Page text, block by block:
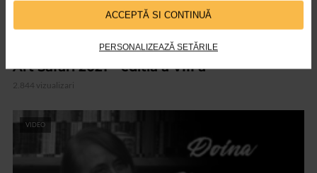
ACCEPTĂ SI CONTINUĂ
PERSONALIZEAZĂ SETĂRILE
Art Safari 2021 – editia a VIII a
2.844 vizualizari
VIDEO